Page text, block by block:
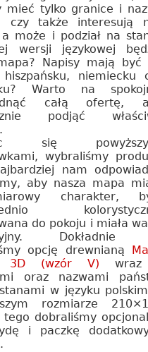
mieć tylko granice i
czy także interesują
może i podział na
wersji językowej
Napisy mają być
hiszpańsku, niemiecku
Warto na
całą ofertę,
podjąć
się
wybraliśmy
nam
aby nasza mapa
charakter,
do pokoju i miała
Dokładnie
opcję drewnianą
3D (wzór V)
oraz nazwami
w języku
rozmiarze
dobraliśmy
i paczkę